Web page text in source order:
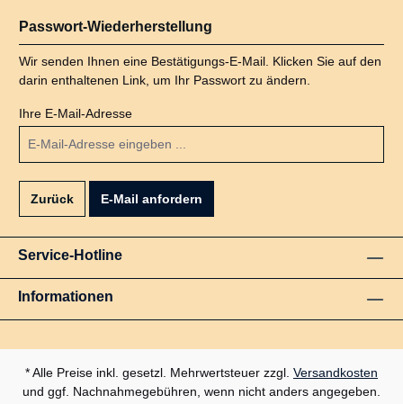
Passwort-Wiederherstellung
Wir senden Ihnen eine Bestätigungs-E-Mail. Klicken Sie auf den
darin enthaltenen Link, um Ihr Passwort zu ändern.
Ihre E-Mail-Adresse
Zurück E-Mail anfordern
Service-Hotline
Informationen
* Alle Preise inkl. gesetzl. Mehrwertsteuer zzgl. Versandkosten
und ggf. Nachnahmegebühren, wenn nicht anders angegeben.